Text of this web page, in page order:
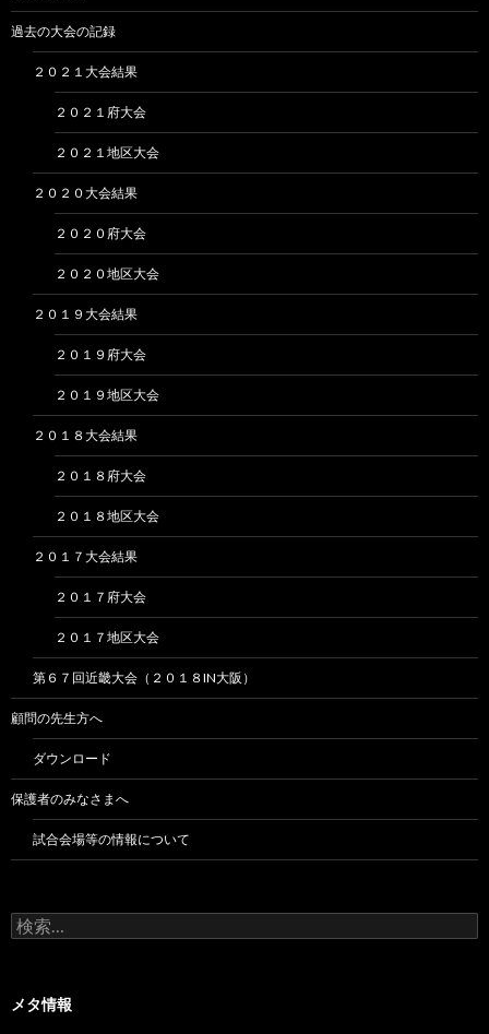
過去の大会の記録
２０２１大会結果
２０２１府大会
２０２１地区大会
２０２０大会結果
２０２０府大会
２０２０地区大会
２０１９大会結果
２０１９府大会
２０１９地区大会
２０１８大会結果
２０１８府大会
２０１８地区大会
２０１７大会結果
２０１７府大会
２０１７地区大会
第６７回近畿大会（２０１８IN大阪）
顧問の先生方へ
ダウンロード
保護者のみなさまへ
試合会場等の情報について
検
索:
メタ情報